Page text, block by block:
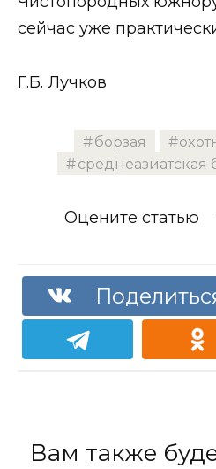
сейчас уже
Г.Б. Лучков
борзая
среднеазиатская
Оцените статью
Вам также